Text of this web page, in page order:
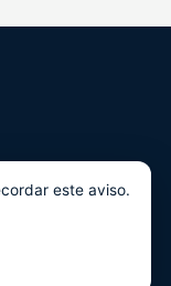
este aviso.